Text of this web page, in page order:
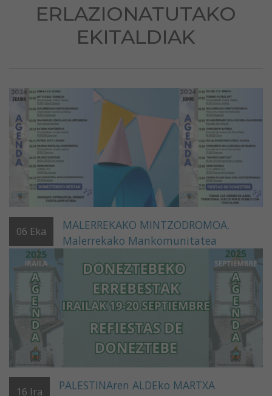
ERLAZIONATUTAKO
EKITALDIAK
06 Eka
MALERREKAKO MINTZODROMOA.
Malerrekako Mankomunitatea
16 Ira PALESTINAren ALDEko MARTXA